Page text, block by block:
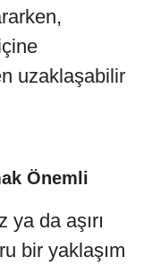
uzaklaşabilir
Önemli
da aşırı
bir yaklaşım